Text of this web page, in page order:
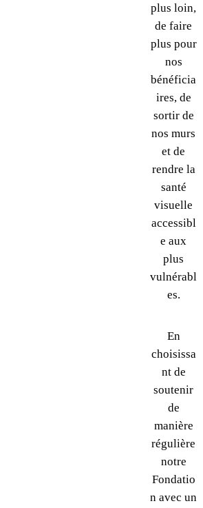
plus loin,
de faire
plus pour
nos
bénéficia
ires, de
sortir de
nos murs
et de
rendre la
santé
visuelle
accessibl
e aux
plus
vulnérabl
es.
En
choisissa
nt de
soutenir
de
manière
régulière
notre
Fondatio
n avec un